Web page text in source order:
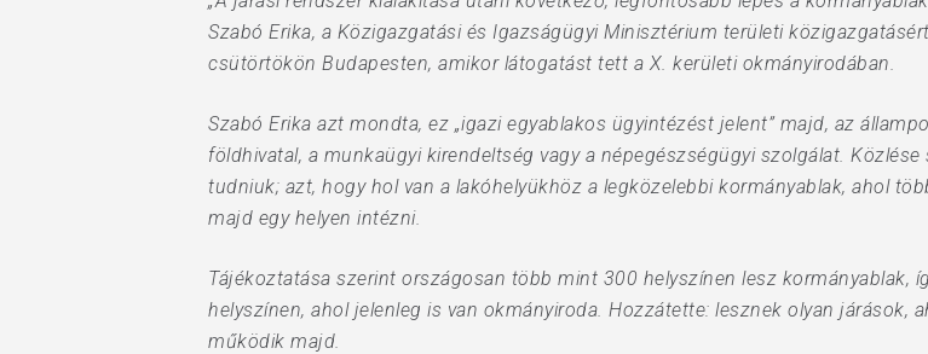
Szabó Erika, a Közigazgatási és Igazságügyi Minisztérium területi
csütörtökön Budapesten, amikor látogatást tett a X. kerületi okmányirodában.
Szabó Erika azt mondta, ez „igazi egyablakos ügyintézést jelent” majd, az
földhivatal, a munkaügyi kirendeltség vagy a népegészségügyi szolgálat.
tudniuk; azt, hogy hol van a lakóhelyükhöz a legközelebbi kormányablak, ahol
majd egy helyen intézni.
Tájékoztatása szerint országosan több mint 300 helyszínen lesz kormányablak,
helyszínen, ahol jelenleg is van okmányiroda. Hozzátette: lesznek olyan járások,
működik majd.